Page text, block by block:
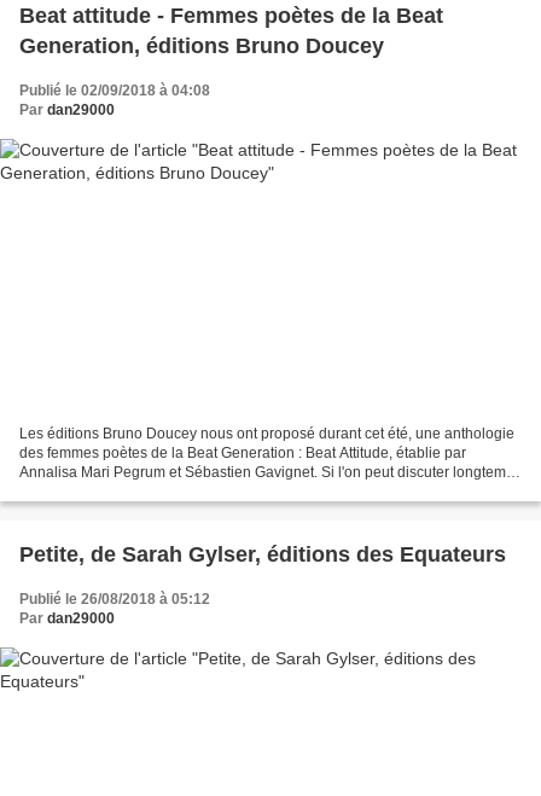
Beat attitude - Femmes poètes de la Beat
Generation, éditions Bruno Doucey
Publié le 02/09/2018 à 04:08
Par dan29000
Les éditions Bruno Doucey nous ont proposé durant cet été, une anthologie
des femmes poètes de la Beat Generation : Beat Attitude, établie par
Annalisa Mari Pegrum et Sébastien Gavignet. Si l'on peut discuter longtemps
Petite, de Sarah Gylser, éditions des Equateurs
Publié le 26/08/2018 à 05:12
Par dan29000